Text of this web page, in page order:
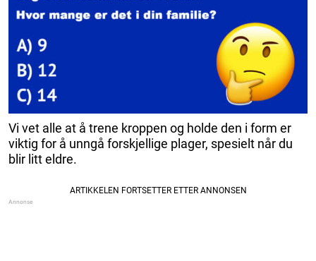
Vi vet alle at å trene kroppen og holde den i form er
viktig for å unngå forskjellige plager, spesielt når du
blir litt eldre.